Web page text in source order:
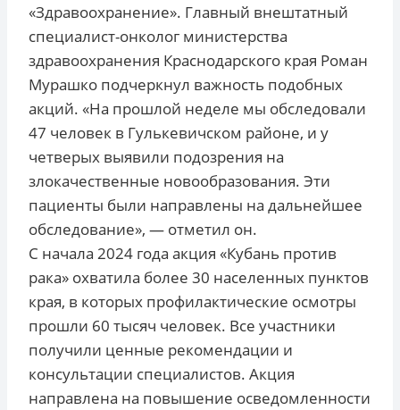
«Здравоохранение». Главный внештатный
специалист-онколог министерства
здравоохранения Краснодарского края Роман
Мурашко подчеркнул важность подобных
акций. «На прошлой неделе мы обследовали
47 человек в Гулькевичском районе, и у
четверых выявили подозрения на
злокачественные новообразования. Эти
пациенты были направлены на дальнейшее
обследование», — отметил он.
С начала 2024 года акция «Кубань против
рака» охватила более 30 населенных пунктов
края, в которых профилактические осмотры
прошли 60 тысяч человек. Все участники
получили ценные рекомендации и
консультации специалистов. Акция
направлена на повышение осведомленности